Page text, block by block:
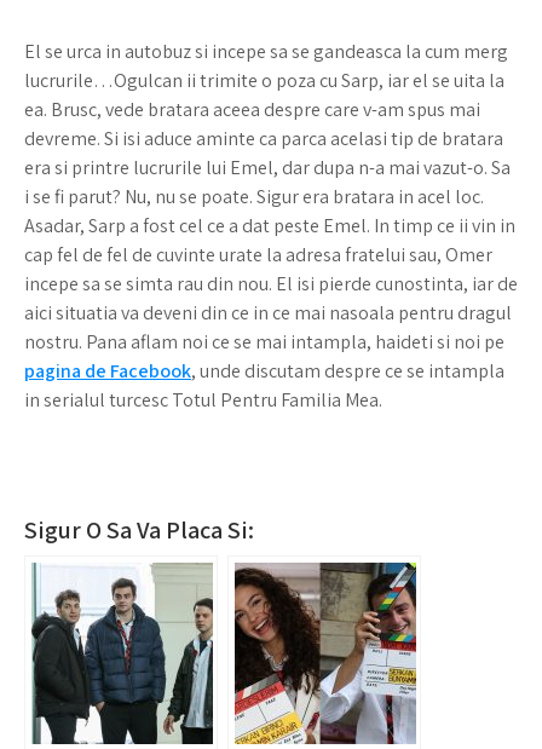
El se urca in autobuz si incepe sa se gandeasca la cum merg
lucrurile…Ogulcan ii trimite o poza cu Sarp, iar el se uita la
ea. Brusc, vede bratara aceea despre care v-am spus mai
devreme. Si isi aduce aminte ca parca acelasi tip de bratara
era si printre lucrurile lui Emel, dar dupa n-a mai vazut-o. Sa
i se fi parut? Nu, nu se poate. Sigur era bratara in acel loc.
Asadar, Sarp a fost cel ce a dat peste Emel. In timp ce ii vin in
cap fel de fel de cuvinte urate la adresa fratelui sau, Omer
incepe sa se simta rau din nou. El isi pierde cunostinta, iar de
aici situatia va deveni din ce in ce mai nasoala pentru dragul
nostru. Pana aflam noi ce se mai intampla, haideti si noi pe
pagina de Facebook, unde discutam despre ce se intampla
in serialul turcesc Totul Pentru Familia Mea.
Sigur O Sa Va Placa Si: